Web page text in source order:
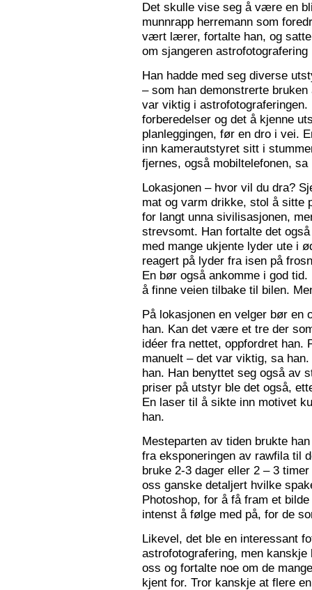
Det skulle vise seg å være en
munnrapp herremann som
vært lærer, fortalte han, og
om sjangeren astrofotografering
Han hadde med seg diverse
– som han demonstrerte
var viktig i
forberedelser og det å kjenne
planleggingen, før en dro i vei.
inn kamerautstyret sitt i
fjernes, også mobiltelefonen, sa
Lokasjonen – hvor vil du dra?
mat og varm drikke, stol å
for langt unna sivilisasjonen,
strevsomt. Han fortalte det
med mange ukjente lyder ute i
reagert på lyder fra isen på
En bør også ankomme i god
å finne veien tilbake til bilen.
På lokasjonen en velger bør en
han. Kan det være et tre der
idéer fra nettet, oppfordret han.
manuelt – det var viktig, sa
han. Han benyttet seg også av
priser på utstyr ble det også,
En laser til å sikte inn motivet
han.
Mesteparten av tiden brukte
fra eksponeringen av rawfila til
bruke 2-3 dager eller 2 – 3
oss ganske detaljert hvilke
Photoshop, for å få fram et
intenst å følge med på, for de
Likevel, det ble en interessant
astrofotografering, men
oss og fortalte noe om de
kjent for. Tror kanskje at flere